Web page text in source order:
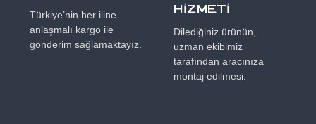
Türkiye’nin her iline
anlaşmalı kargo ile
gönderim sağlamaktayız.
HİZMETİ
Dilediğiniz ürünün,
uzman ekibimiz
tarafından aracınıza
montaj edilmesi.